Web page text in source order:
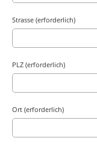
Strasse (erforderlich)
PLZ (erforderlich)
Ort (erforderlich)